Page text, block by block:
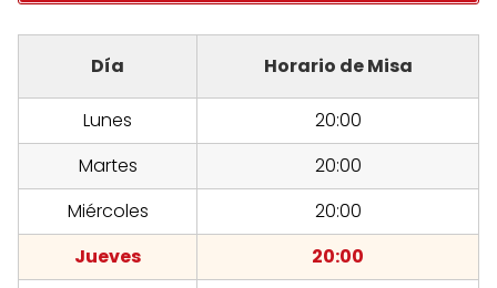
Día Horario de Misa
Lunes
20:00
Martes
20:00
Miércoles
20:00
Jueves
20:00